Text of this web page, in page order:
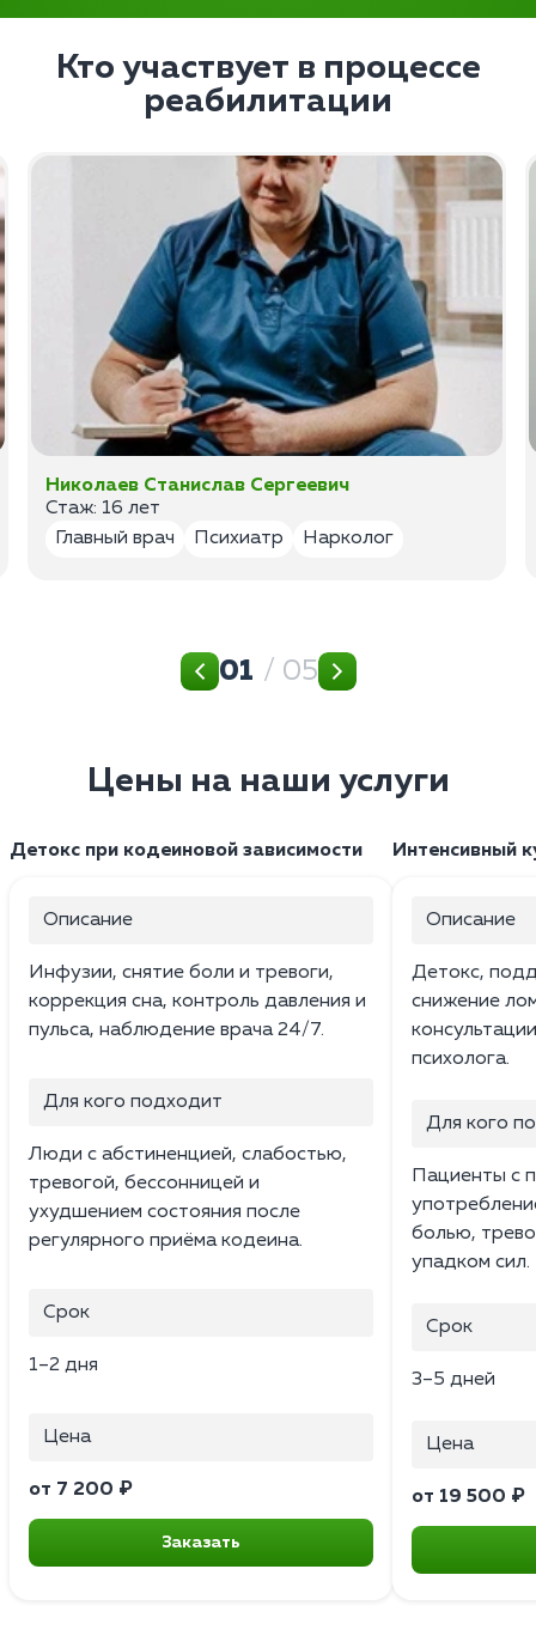
Кто участвует в процессе
реабилитации
Николаев Станислав Сергеевич
Стаж: 16 лет
Главный врач
Психиатр Нарколог
01 / 05
Цены на наши услуги
Детокс при кодеиновой зависимости
Описание
Инфузии, снятие боли и тревоги,
коррекция сна, контроль давления и
пульса, наблюдение врача 24/7.
Для кого подходит
Люди с абстиненцией, слабостью,
тревогой, бессонницей и
ухудшением состояния после
регулярного приёма кодеина.
Срок
1–2 дня
Цена
от 7 200 ₽
Заказать
Интенсивный
Описание
Детокс,
снижение
психолога.
Для кого
Пациенты с
болью,
упадком сил.
Срок
3–5 дней
Цена
от 19 500 ₽